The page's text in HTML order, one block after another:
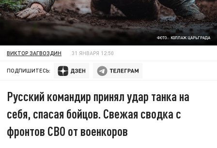
ФОТО:: КОЛЛАЖ ЦАРЬГРАДА
ВИКТОР ЗАГВОЗДИН 31 ЯНВАРЯ 12:50
ПОДПИШИТЕСЬ:
Русский командир принял удар танка на
себя, спасая бойцов. Свежая сводка с
фронтов СВО от военкоров